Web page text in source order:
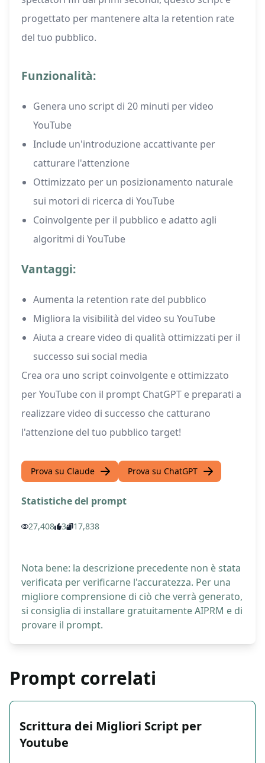
progettato per mantenere alta la retention rate
del tuo pubblico.
Funzionalità:
Genera uno script di 20 minuti per video
YouTube
Include un'introduzione accattivante per
catturare l'attenzione
Ottimizzato per un posizionamento naturale
sui motori di ricerca di YouTube
Coinvolgente per il pubblico e adatto agli
algoritmi di YouTube
Vantaggi:
Aumenta la retention rate del pubblico
Migliora la visibilità del video su YouTube
Aiuta a creare video di qualità ottimizzati per il
successo sui social media
Crea ora uno script coinvolgente e ottimizzato
per YouTube con il prompt ChatGPT e preparati a
realizzare video di successo che catturano
l'attenzione del tuo pubblico target!
Prova su Claude Prova su ChatGPT
Statistiche del prompt
27,408 3 17,838
Nota bene: la descrizione precedente non è stata
verificata per verificarne l'accuratezza. Per una
migliore comprensione di ciò che verrà generato,
si consiglia di installare gratuitamente AIPRM e di
provare il prompt.
Prompt correlati
Scrittura dei Migliori Script per
Youtube